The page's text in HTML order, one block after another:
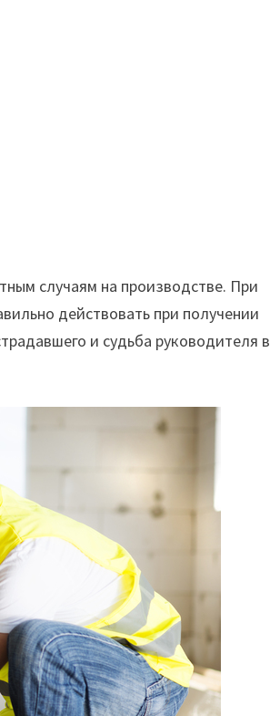
случаям на производстве. При
действовать при получении
и судьба руководителя в